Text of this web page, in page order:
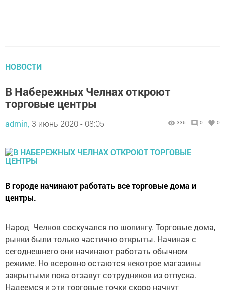
НОВОСТИ
В Набережных Челнах откроют
торговые центры
admin, 3 июнь 2020 - 08:05 336 0 0
В городе начинают работать все торговые дома и
центры.
Народ Челнов соскучался по шопингу. Торговые дома,
рынки были только частично открыты. Начиная с
сегоднешнего они начинают работать обычном
режиме. Но всеровно остаются некотрое магазины
закрытыми пока отзавут сотрудников из отпуска.
Надеемся и эти торговые точки скоро начнут